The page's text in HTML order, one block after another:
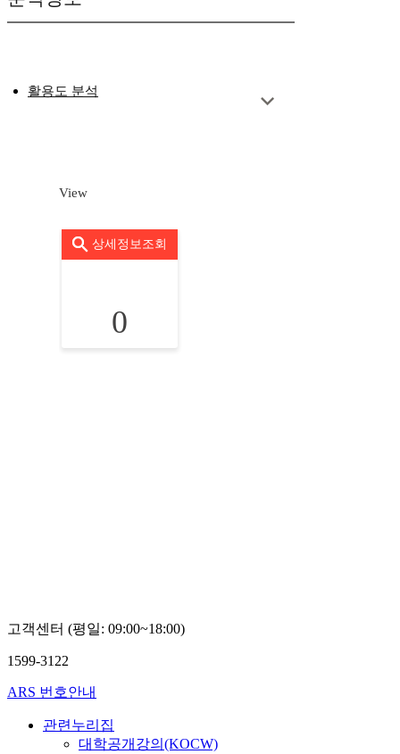
활용도 분석
View
상세정보조회
0
고객센터 (평일: 09:00~18:00)
1599-3122
ARS 번호안내
관련누리집
대학공개강의(KOCW)